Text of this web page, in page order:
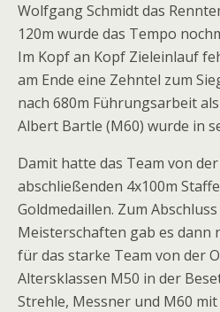
Wolfgang Schmidt das
120m wurde das Tempo
Im Kopf an Kopf Zieleinlauf
am Ende eine Zehntel zum
nach 680m Führungsarbeit
Albert Bartle (M60) wurde in
Damit hatte das Team von
abschließenden 4x100m
Goldmedaillen. Zum
Meisterschaften gab es dann
für das starke Team von der
Altersklassen M50 in der
Strehle, Messner und M60